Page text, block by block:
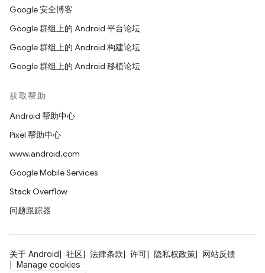
Google 安全博客
Google 群组上的 Android 平台论坛
Google 群组上的 Android 构建论坛
Google 群组上的 Android 移植论坛
获取帮助
Android 帮助中心
Pixel 帮助中心
www.android.com
Google Mobile Services
Stack Overflow
问题跟踪器
关于 Android 社区 法律条款 许可 隐私权政策
网站反馈
Manage cookies